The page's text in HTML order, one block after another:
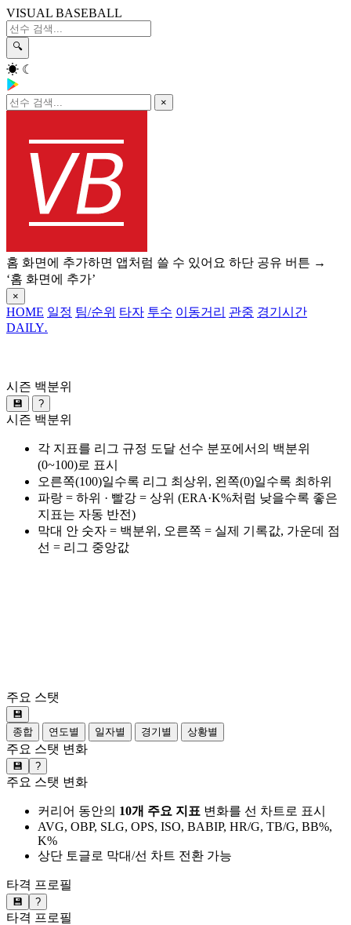
VISUAL BASEBALL
🔍
☀ ☾
×
홈 화면에 추가하면 앱처럼 쓸 수 있어요 하단 공유 버튼 →
‘홈 화면에 추가’
×
HOME 일정 팀/순위 타자 투수 이동거리 관중 경기시간
DAILY.
시즌 백분위
💾 ?
시즌 백분위
각 지표를 리그 규정 도달 선수 분포에서의 백분위
(0~100)로 표시
오른쪽(100)일수록 리그 최상위, 왼쪽(0)일수록 최하위
파랑 = 하위 · 빨강 = 상위 (ERA·K%처럼 낮을수록 좋은
지표는 자동 반전)
막대 안 숫자 = 백분위, 오른쪽 = 실제 기록값, 가운데 점
선 = 리그 중앙값
주요 스탯
💾
종합
연도별 일자별 경기별 상황별
주요 스탯 변화
💾 ?
주요 스탯 변화
커리어 동안의 10개 주요 지표 변화를 선 차트로 표시
AVG, OBP, SLG, OPS, ISO, BABIP, HR/G, TB/G, BB%,
K%
상단 토글로 막대/선 차트 전환 가능
타격 프로필
💾 ?
타격 프로필